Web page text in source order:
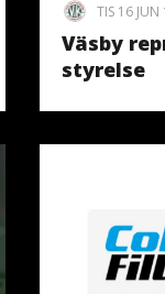
TIS 16 JUN
Väsby
styrelse